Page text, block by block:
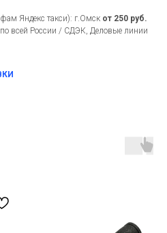
Яндекс такси): г.Омск от 250 руб.
всей России / СДЭК, Деловые линии